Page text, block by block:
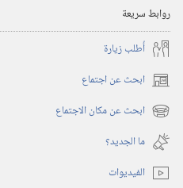
روابط سريعة
أُطلب زيارة
ابحث عن اجتماع (يفتح
نافذة ابحث عن مكان الاجتماع (يفتح
نافذة
جديدة)
ما الجديد؟‏
الفيديوات